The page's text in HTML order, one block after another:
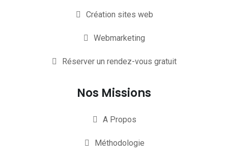
Création sites web
Webmarketing
Réserver un rendez-vous gratuit
Nos Missions
A Propos
Méthodologie